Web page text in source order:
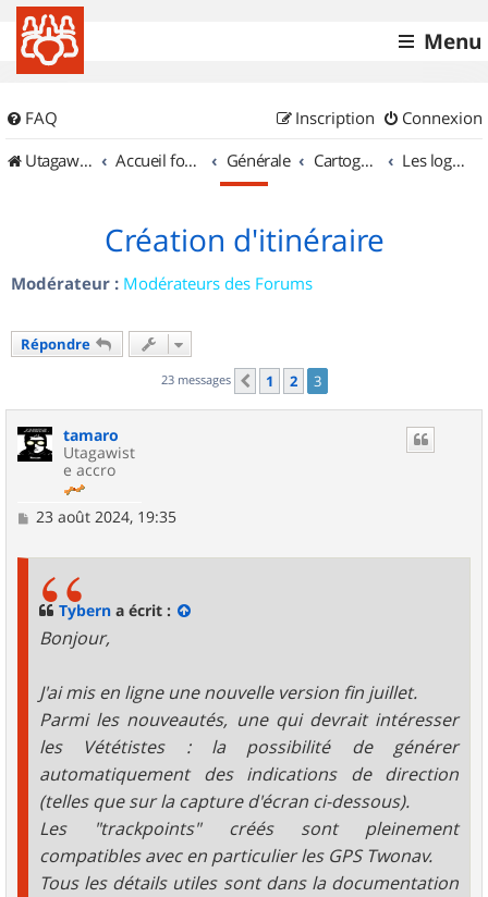
Menu
FAQ Connexion
Inscription
UtagawaVTT (Randos VTT et VTTAE avec traces GPS)
Accueil forum Générale Cartographie et GPS Les logiciels
Création d'itinéraire
Modérateur : Modérateurs des Forums
Répondre
23 messages Précédent
1 2 3
tamaro
Utagawist
e accro
M
23 août 2024, 19:35
Tybern a écrit :
Bonjour,
J'ai mis en ligne une nouvelle version fin juillet.
Parmi les nouveautés, une qui devrait intéresser
les Vététistes : la possibilité de générer
automatiquement des indications de direction
(telles que sur la capture d'écran ci-dessous).
Les "trackpoints" créés sont pleinement
compatibles avec en particulier les GPS Twonav.
Tous les détails utiles sont dans la documentation